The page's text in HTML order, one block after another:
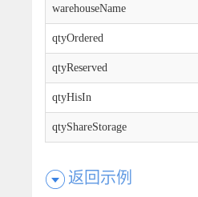
warehouseName
qtyOrdered
qtyReserved
qtyHisIn
qtyShareStorage
返回示例